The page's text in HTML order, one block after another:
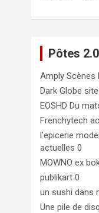
Pôtes 2.0
Amply Scènes
Dark Globe
EOSHD Du
Frenchytech
l'epicerie
actuelles 0
MOWNO ex
publikart 0
un sushi dans
Une pile de